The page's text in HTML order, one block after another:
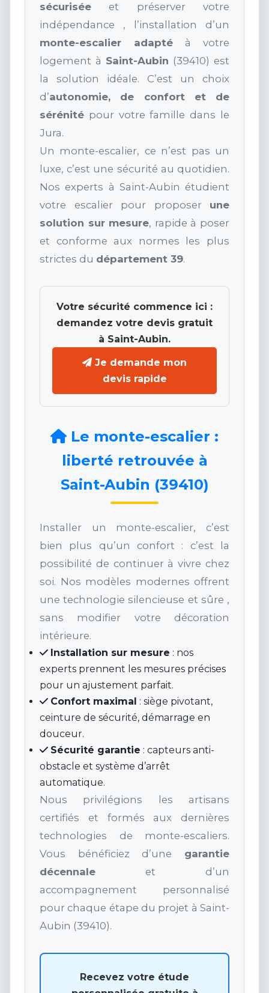
sécurisée et préserver votre
indépendance , l’installation d’un
monte-escalier adapté à votre
logement à Saint-Aubin (39410) est
la solution idéale. C’est un choix
d’autonomie, de confort et de
sérénité pour votre famille dans le
Jura.
Un monte-escalier, ce n’est pas un
luxe, c’est une sécurité au quotidien.
Nos experts à Saint-Aubin étudient
votre escalier pour proposer une
solution sur mesure, rapide à poser
et conforme aux normes les plus
strictes du département 39.
Votre sécurité commence ici :
demandez votre devis gratuit
à Saint-Aubin.
Je demande mon
devis rapide
Le monte-escalier :
liberté retrouvée à
Saint-Aubin (39410)
Installer un monte-escalier, c’est
bien plus qu’un confort : c’est la
possibilité de continuer à vivre chez
soi. Nos modèles modernes offrent
une technologie silencieuse et sûre ,
sans modifier votre décoration
intérieure.
Installation sur mesure : nos
experts prennent les mesures précises
pour un ajustement parfait.
Confort maximal : siège pivotant,
ceinture de sécurité, démarrage en
douceur.
Sécurité garantie : capteurs anti-
obstacle et système d’arrêt
automatique.
Nous privilégions les artisans
certifiés et formés aux dernières
technologies de monte-escaliers.
Vous bénéficiez d’une garantie
décennale et d’un
accompagnement personnalisé
pour chaque étape du projet à Saint-
Aubin (39410).
Recevez votre étude